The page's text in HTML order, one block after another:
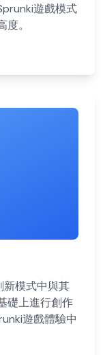
遊戲模式
。
新模式中與其
礎上進行創作
遊戲體驗中